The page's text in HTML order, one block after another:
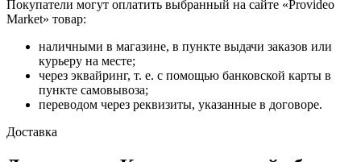
Покупатели могут оплатить выбранный на сайте «Provideo
Market» товар:
наличными в магазине, в пункте выдачи заказов или
курьеру на месте;
через эквайринг, т. е. с помощью банковской карты в
пункте самовывоза;
переводом через реквизиты, указанные в договоре.
Доставка